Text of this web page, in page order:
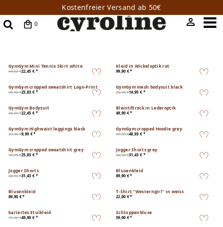
Kostenfreier Versand ab 50€
0
GymGym Mini Tennis Skirt white
44,90 €22,45 € *
Kleid in Wickeloptik rot
99,90 € *
GymGym cropped sweatshirt Logo-Print
36,90 €25,83 € *
GymGym mesh bodysuit black
29,90 €14,95 € *
GymGym Bodysuit
44,90 €22,45 € *
Bleistiftrock in Lederoptik
49,90 € *
GymGym Highwaist leggings black
39,90 €9,90 € *
GymGym cropped Hoodie grey
69,90 €48,93 € *
GymGym cropped sweatshirt grey
36,90 €25,83 € *
Jogger Shorts grey
44,90 €31,43 € *
Jogger Shorts
44,90 €31,43 € *
Blusenkleid
89,90 € *
Blusenkleid
89,90 € *
T-Shirt "Westerngirl" in weiss
22,90 € *
kariertes Etuikleid
79,90 €49,90 € *
Schluppenbluse
59,90 € *